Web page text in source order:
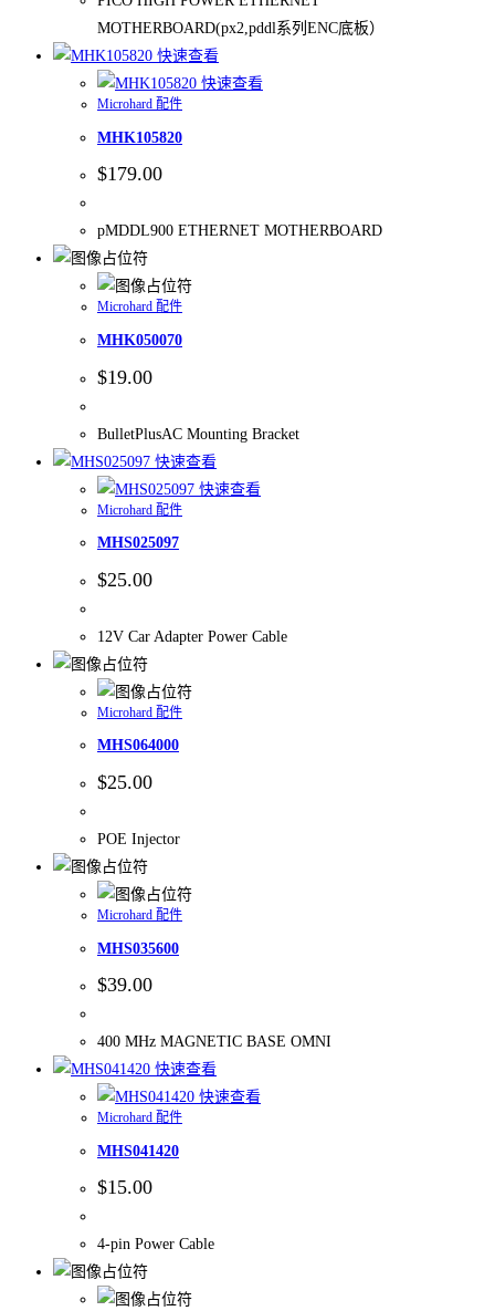
MOTHERBOARD(px2,pddl系列ENC底板）
快速查看
快速查看
Microhard 配件
MHK105820
$179.00
pMDDL900 ETHERNET MOTHERBOARD
Microhard 配件
MHK050070
$19.00
BulletPlusAC Mounting Bracket
快速查看
快速查看
Microhard 配件
MHS025097
$25.00
12V Car Adapter Power Cable
Microhard 配件
MHS064000
$25.00
POE Injector
Microhard 配件
MHS035600
$39.00
400 MHz MAGNETIC BASE OMNI
快速查看
快速查看
Microhard 配件
MHS041420
$15.00
4-pin Power Cable